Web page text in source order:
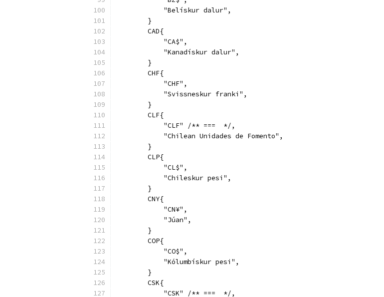
            "Belískur dalur",
        }
        CAD{
            "CA$",
            "Kanadískur dalur",
        }
        CHF{
            "CHF",
            "Svissneskur franki",
        }
        CLF{
            "CLF" /** ===  */,
            "Chilean Unidades de Fomento",
        }
        CLP{
            "CL$",
            "Chileskur pesi",
        }
        CNY{
            "CN¥",
            "Júan",
        }
        COP{
            "CO$",
            "Kólumbískur pesi",
        }
        CSK{
            "CSK" /** ===  */,